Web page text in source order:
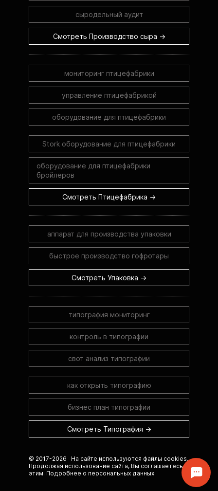
сыродельный аудит
Смотреть Производство сыра →
мониторинг птицефабрики
управление птицефабрикой
оборудование для птицефабрики
Stork оборудование для птицефабрики
оборудование для птицефабрики
бройлеров
Смотреть Птицефабрика →
аппарат для производства упаковки
быстрое производство гофротары
Смотреть Упаковка →
типография мониторинг
контроль в типографии
свот анализ типографии
как открыть типографию
бизнес план типографии
Смотреть Типография →
© 2017-2026 На сайте используются файлы cookies.
Продолжая использование сайта, Вы соглашаетесь с
этим. Подробнее о персональных данных.